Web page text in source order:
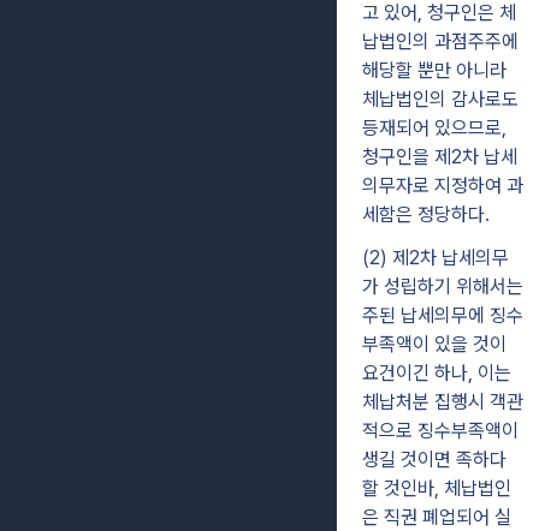
고 있어, 청구인은 체
납법인의 과점주주에
해당할 뿐만 아니라
체납법인의 감사로도
등재되어 있으므로,
청구인을 제2차 납세
의무자로 지정하여 과
세함은 정당하다.
(2) 제2차 납세의무
가 성립하기 위해서는
주된 납세의무에 징수
부족액이 있을 것이
요건이긴 하나, 이는
체납처분 집행시 객관
적으로 징수부족액이
생길 것이면 족하다
할 것인바, 체납법인
은 직권 폐업되어 실